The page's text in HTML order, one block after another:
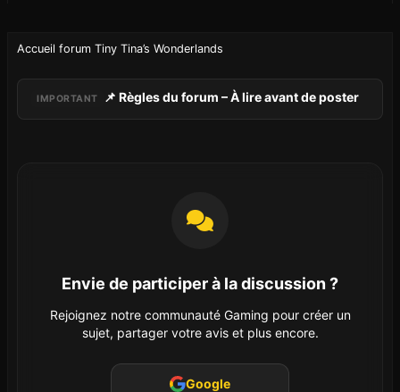
Accueil forum Tiny Tina’s Wonderlands
IMPORTANT 📌 Règles du forum – À lire avant de poster
Envie de participer à la discussion ?
Rejoignez notre communauté Gaming pour créer un
sujet, partager votre avis et plus encore.
Google